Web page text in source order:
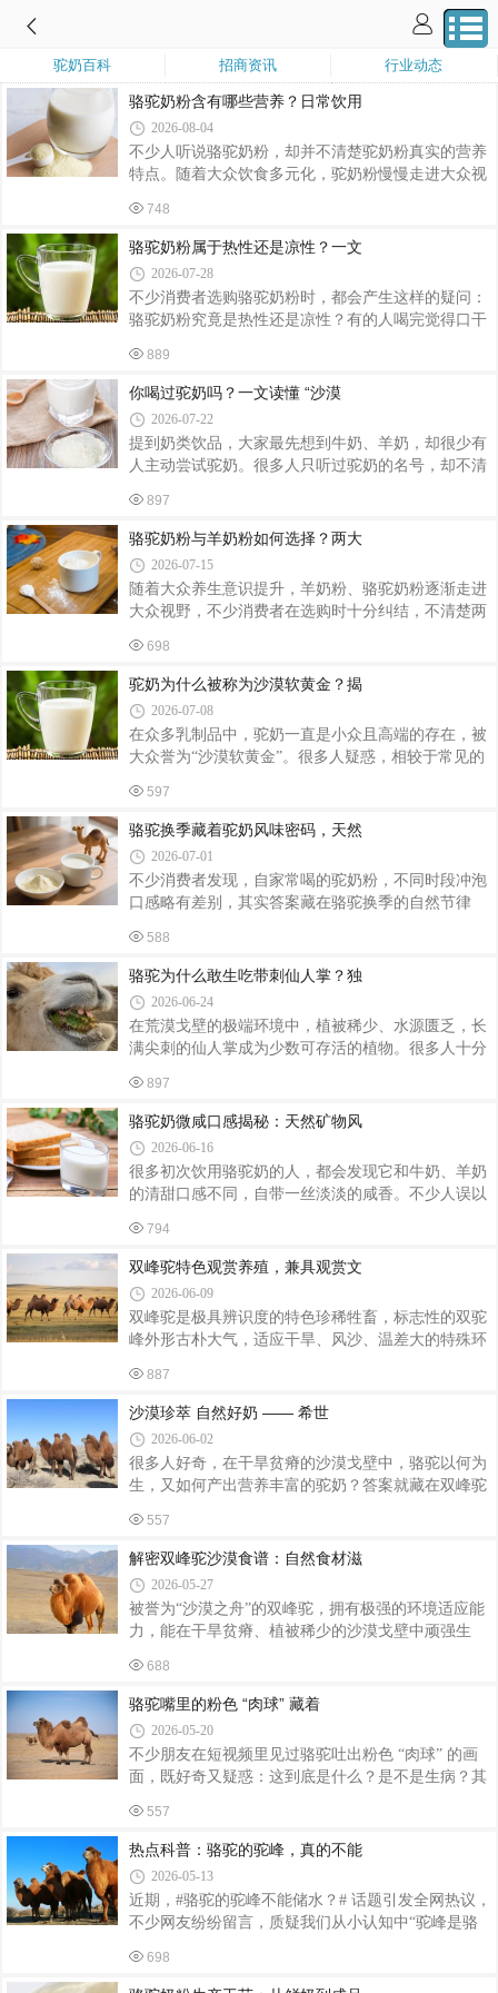
驼奶百科 招商资讯 行业动态
骆驼奶粉含有哪些营养？日常饮用
2026-08-04
不少人听说骆驼奶粉，却并不清楚驼奶粉真实的营养
特点。随着大众饮食多元化，驼奶粉慢慢走进大众视
营养补充食品，不能替代药品。我们客观从营养构成
角度，聊聊驼奶粉能够为人体补充哪些营养。驼奶粉
以生驼乳为原料，采用喷雾干燥工艺加工制成，保留
驼乳当中大部分天然营养物质。对比常见牛乳，驼乳
拥有独特的营养结构，也是越来越多人选择驼奶粉作
为日常营养饮品的原因。一、小分子营养，更便于肠
胃吸收驼乳的脂肪球颗粒相比牛乳更小，搭配合理的
748
骆驼奶粉属于热性还是凉性？一文
2026-07-28
不少消费者选购骆驼奶粉时，都会产生这样的疑问：
骆驼奶粉究竟是热性还是凉性？有的人喝完觉得口干
相同。想要科学解答这个问题，我们可以结合传统食
疗观念与现代营养学角度客观分析，避开日常饮用的
常见误区。从传统食疗角度来看，骆驼奶性平，既不
属于热性食材，也不属于凉性食材，性质相对平和。
不同于羊肉、榴莲这类典型温热食物，也区别于西
瓜、苦瓜等寒凉食材。正常人群适量饮用，一般不会
出现明显 “上火” 或者肠胃虚寒腹泻的情况，适配大
889
你喝过驼奶吗？一文读懂 “沙漠
2026-07-22
提到奶类饮品，大家最先想到牛奶、羊奶，却很少有
人主动尝试驼奶。很多人只听过驼奶的名号，却不清
天就从基础科普出发，聊聊驼奶的特点、适合哪些人
饮用，以及挑选正宗驼奶的实用方法。一、驼奶为什
么被称作 “沙漠白金”？核心营养优势在哪骆驼常年生
长在盐碱荒漠地带，采食骆驼刺、甘草等天然草本，
产出的驼奶营养结构和牛奶、羊奶有明显区别，也是
它稀缺珍贵的关键原因。小分子营养，消化负担更低
驼奶脂肪球、乳蛋白分子尺寸更小，进入胃部形成的
897
骆驼奶粉与羊奶粉如何选择？两大
2026-07-15
随着大众养生意识提升，羊奶粉、骆驼奶粉逐渐走进
大众视野，不少消费者在选购时十分纠结，不清楚两
小众特色乳粉，相比普通牛奶粉更好消化，但奶源特
性、营养侧重、饮用体验存在明显区别。本文客观梳
理两者特点，帮助大家结合自身情况理性选择。从蛋
白结构与致敏性来看，两者均优于常规牛奶。羊奶
αs1 - 酪蛋白含量远低于牛奶，蛋白分子细小，凝乳质
地柔软，适合喝牛奶容易腹胀、轻微肠胃不适的人
群。不过依旧存在乳制品交叉过敏可能性，部分牛奶
698
驼奶为什么被称为沙漠软黄金？揭
2026-07-08
在众多乳制品中，驼奶一直是小众且高端的存在，被
大众誉为“沙漠软黄金”。很多人疑惑，相较于常见的
底是什么？其实驼奶的珍贵，并非单纯营销噱头，而
是源于稀缺的产量、独特的营养结构以及严苛的生长
养殖环境。今天就带大家全面读懂驼奶的核心价值，
同时了解本土优质品牌云南希世甄驼，带你甄选正宗
高品质驼奶粉。驼奶的珍贵，首先体现在天然产量极
度稀缺。骆驼的产奶特性和奶牛、奶羊截然不同，无
法实现规模化高产量产。骆驼仅在哺乳期产奶，且采
597
骆驼换季藏着驼奶风味密码，天然
2026-07-01
不少消费者发现，自家常喝的驼奶粉，不同时段冲泡
口感略有差别，其实答案藏在骆驼换季的自然节律
采食牧草同步变化，直接造就驼奶独有的季节风味，
这也是天然驼乳区别于调配乳制品的核心特征。每年
5 至 6 月气温回升，骆驼厚重的冬绒开始大面积脱
落，为适配夏季炎热褪去厚毛，自身代谢消耗大幅增
加。牧场会针对性补充玉米、豆粕、苜蓿与多维矿物
质，弥补换毛、泌乳双重营养损耗，保障母驼泌乳稳
定。此时戈壁草场嫩芽萌发，骆驼采食新鲜沙葱、苜
588
骆驼为什么敢生吃带刺仙人掌？独
2026-06-24
在荒漠戈壁的极端环境中，植被稀少、水源匮乏，长
满尖刺的仙人掌成为少数可存活的植物。很多人十分
为什么骆驼可以直接大口啃食，完全不怕被扎伤？其
实这并非骆驼“嘴硬”，而是千万年进化形成的独特口
腔生理结构，也是骆驼适配沙漠环境的专属生存智
慧。骆驼能够无惧尖刺啃食仙人掌，核心奥秘藏在它
的口腔内部。和普通动物柔软的口腔黏膜不同，骆驼
口腔内壁布满了密集且坚硬的锯齿状肉刺，专业名称
为乳突。这些角质化乳突质地坚硬、韧性极强，能够
897
骆驼奶微咸口感揭秘：天然矿物风
2026-06-16
很多初次饮用骆驼奶的人，都会发现它和牛奶、羊奶
的清甜口感不同，自带一丝淡淡的咸香。不少人误以
的微咸回甘，是纯正天然骆驼奶的专属标志，藏着沙
漠生命的自然生存智慧。骆驼奶的咸味，源于骆驼独
特的生存环境与生理代谢机制。骆驼被誉为“沙漠之
舟”，长期栖息在干旱、半干旱的戈壁荒漠地带，这
里的水源和天然植被富含钠、钾、钙、镁等多种天然
矿物质。骆驼日常采食骆驼刺、红柳、肉苁蓉等盐碱
性沙生植物，饮用矿物含量丰富的地下水与融雪水
794
双峰驼特色观赏养殖，兼具观赏文
2026-06-09
双峰驼是极具辨识度的特色珍稀牲畜，标志性的双驼
峰外形古朴大气，适应干旱、风沙、温差大的特殊环
动、科普研学等场景，成为文旅项目极具吸引力的特
色景观动物。双峰驼最显著特征便是背部两座厚实肉
峰，驼峰储存脂肪，可长时间不进食饮水，耐饥渴、
抗严寒酷暑，生存能力远超普通家畜。其性情温顺，
行动平缓，不易躁动伤人，游客可近距离投喂、骑行
合影，适配乡村农庄、花海景区、亲子乐园、研学基
地、网红打卡园区等多种经营场景。无论是平原还是
887
沙漠珍萃 自然好奶 —— 希世
2026-06-02
很多人好奇，在干旱贫瘠的沙漠戈壁中，骆驼以何为
生，又如何产出营养丰富的驼奶？答案就藏在双峰驼
双峰驼奶粉品质珍贵的源头所在。双峰驼是荒漠生态
中的生命强者，在沙漠、戈壁、盐碱滩等严酷环境
中，它们以骆驼刺、红柳、沙棘、梭梭等耐旱耐盐碱
的野生植物为食，这些其他牲畜难以食用的粗糙植
被，蕴含着丰富的矿物质与活性成分。骆驼凭借特殊
的口腔结构与强大的消化能力，将荒漠植物中的营养
高效转化，再通过天然雪水与地下水滋养，孕育出营
557
解密双峰驼沙漠食谱：自然食材滋
2026-05-27
被誉为“沙漠之舟”的双峰驼，拥有极强的环境适应能
力，能在干旱贫瘠、植被稀少的沙漠戈壁中顽强生
究竟以何为食？其实双峰驼有着独特的觅食习性与消
化体系，以各类珍稀沙生植物为食，正是这份天然独
特的食谱，造就了骆驼奶丰富的营养成分与优越品
质。沙漠环境严苛，常规牲畜无法生存的带刺、耐盐
碱植物，都是双峰驼的天然食粮。双峰驼的核心食谱
包含骆驼刺、红柳、梭梭、白刺、芨芨草、沙棘、甘
草等数十种沙生植物。这些植物生命力顽强，扎根荒
688
骆驼嘴里的粉色 “肉球” 藏着
2026-05-20
不少朋友在短视频里见过骆驼吐出粉色 “肉球” 的画
面，既好奇又疑惑：这到底是什么？是不是生病？其
漠中顽强生存的关键所在，也是我们甄选优质奶源、
打造高品质驼奶的重要依据。骆驼嘴里的粉色肉球，
并非病变或异物，而是雄性单峰驼特有的充气式咽部
肉囊（Dulla），只有发情期的公骆驼才会伸出展示，
用来吸引母骆驼，相当于骆驼界的 “魅力展示”。更重
要的是，这个坚韧的肉囊能保护口腔，帮助骆驼轻松
啃食带刺的仙人掌、沙生灌木，在荒漠中获取充足营
557
热点科普：骆驼的驼峰，真的不能
2026-05-13
近期，#骆驼的驼峰不能储水？# 话题引发全网热议，
不少网友纷纷留言，质疑我们从小认知中“驼峰是骆
大家拆解真相，揭秘骆驼驼峰的真正作用，同时带大
家了解骆驼身上的“生存智慧”，读懂这份源于自然的
698